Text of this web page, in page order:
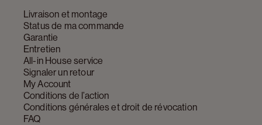
Livraison et montage
Status de ma commande
Garantie
Entretien
All-in House service
Signaler un retour
My Account
Conditions de l’action
Conditions générales et droit de révocation
FAQ